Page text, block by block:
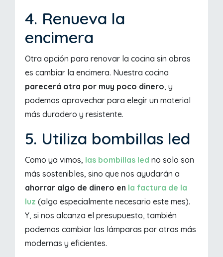
4. Renueva la
encimera
Otra opción para renovar la cocina sin obras
es cambiar la encimera. Nuestra cocina
parecerá otra por muy poco dinero, y
podemos aprovechar para elegir un material
más duradero y resistente.
5. Utiliza bombillas led
Como ya vimos, las bombillas led no solo son
más sostenibles, sino que nos ayudarán a
ahorrar algo de dinero en la factura de la
luz (algo especialmente necesario este mes).
Y, si nos alcanza el presupuesto, también
podemos cambiar las lámparas por otras más
modernas y eficientes.